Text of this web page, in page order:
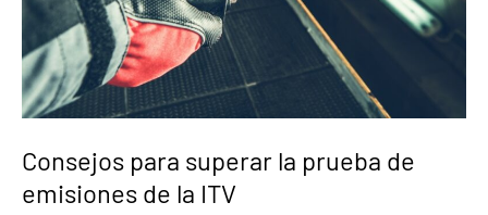
Consejos para superar la prueba de
emisiones de la ITV